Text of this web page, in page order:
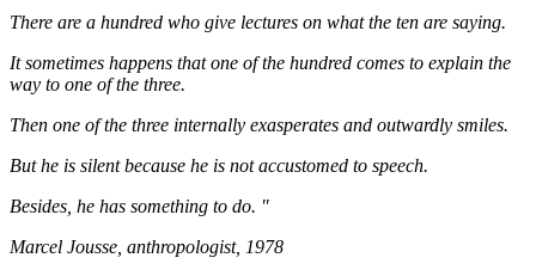
There are a hundred who give lectures on what the ten are saying.
It sometimes happens that one of the hundred comes to explain the
way to one of the three.
Then one of the three internally exasperates and outwardly smiles.
But he is silent because he is not accustomed to speech.
Besides, he has something to do. "
Marcel Jousse, anthropologist, 1978